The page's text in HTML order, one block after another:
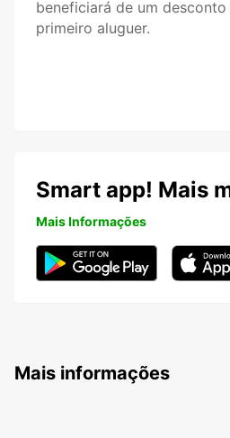
beneficiará de um desconto
primeiro aluguer.
Smart app! Mais
Mais Informações
Mais informações